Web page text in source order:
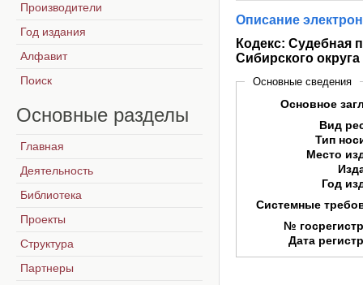
Описание
Кодекс: Судебная
Сибирского округа
Основные сведения
Основное
Вид
Тип
Место
Год
Системные
№
Дата
Производители
Год издания
Алфавит
Поиск
Основные разделы
Главная
Деятельность
Библиотека
Проекты
Структура
Партнеры